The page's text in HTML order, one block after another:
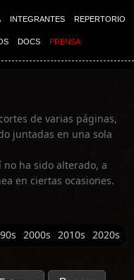
INTEGRANTES REPERTORIO
DOCS PRENSA
de varias páginas,
juntadas en una sola
no ha sido alterado, a
en ciertas ocasiones.
2000s 2010s 2020s